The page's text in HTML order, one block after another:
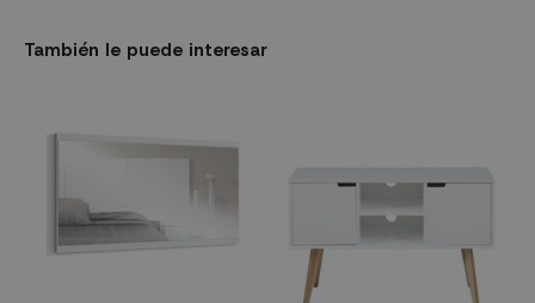
También le puede interesar